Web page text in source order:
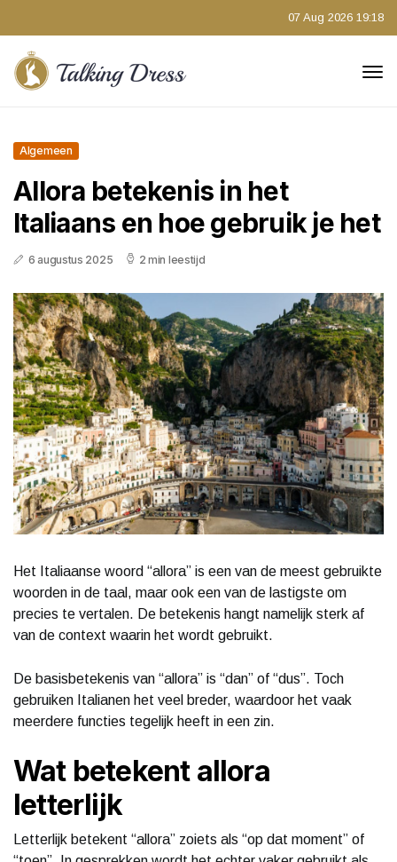
07 Aug 2026 19:18
Algemeen
Allora betekenis in het
Italiaans en hoe gebruik je het
6 augustus 2025 2 min leestijd
Het Italiaanse woord “allora” is een van de meest gebruikte
woorden in de taal, maar ook een van de lastigste om
precies te vertalen. De betekenis hangt namelijk sterk af
van de context waarin het wordt gebruikt.
De basisbetekenis van “allora” is “dan” of “dus”. Toch
gebruiken Italianen het veel breder, waardoor het vaak
meerdere functies tegelijk heeft in een zin.
Wat betekent allora
letterlijk
Letterlijk betekent “allora” zoiets als “op dat moment” of